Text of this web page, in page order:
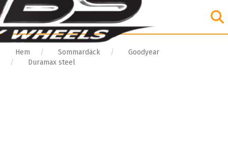
Hem Sommardäck
Goodyear
Duramax steel